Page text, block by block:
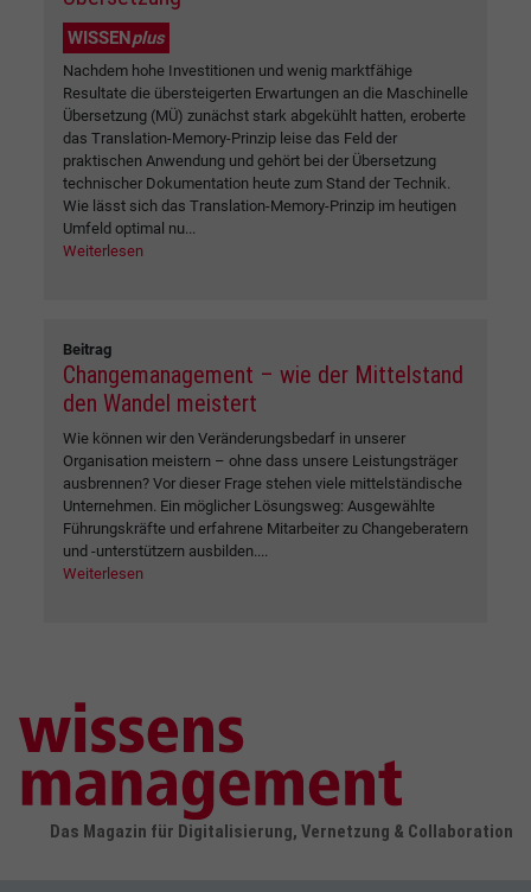
WISSENplus
Nachdem hohe Investitionen und wenig marktfähige
Resultate die übersteigerten Erwartungen an die Maschinelle
Übersetzung (MÜ) zunächst stark abgekühlt hatten, eroberte
das Translation-Memory-Prinzip leise das Feld der
praktischen Anwendung und gehört bei der Übersetzung
technischer Dokumentation heute zum Stand der Technik.
Wie lässt sich das Translation-Memory-Prinzip im heutigen
Umfeld optimal nu...
Weiterlesen
Beitrag
Changemanagement – wie der Mittelstand
den Wandel meistert
Wie können wir den Veränderungsbedarf in unserer
Organisation meistern – ohne dass unsere Leistungsträger
ausbrennen? Vor dieser Frage stehen viele mittelständische
Unternehmen. Ein möglicher Lösungsweg: Ausgewählte
Führungskräfte und erfahrene Mitarbeiter zu Changeberatern
und -unterstützern ausbilden....
Weiterlesen
Das Magazin für Digitalisierung, Vernetzung & Collaboration